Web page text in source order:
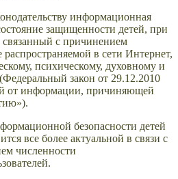
информационная
защищенности детей, при
связанный с причинением
в сети Интернет,
психическому, духовному и
закон от 29.12.2010
от информации, причиняющей
безопасности детей
все более актуальной в связи с
численности